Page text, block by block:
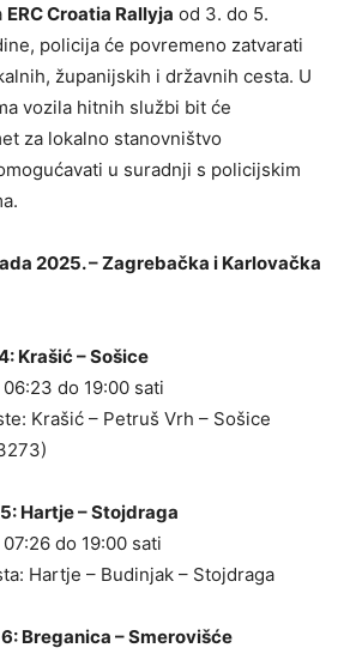
ERC Croatia Rallyja od 3. do 5.
policija će povremeno zatvarati
županijskih i državnih cesta. U
vozila hitnih službi bit će
za lokalno stanovništvo
u suradnji s policijskim
2025. – Zagrebačka i Karlovačka
Krašić – Sošice
do 19:00 sati
Krašić – Petruš Vrh – Sošice
Hartje – Stojdraga
do 19:00 sati
Hartje – Budinjak – Stojdraga
Breganica – Smerovišće